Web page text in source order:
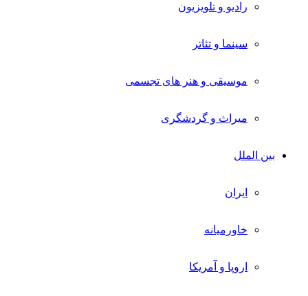
رادیو و تلویزیون
سینما و تئاتر
موسیقی و هنر های تجسمی
میراث و گردشگری
بین الملل
ایران
خاورمیانه
اروپا و آمریکا